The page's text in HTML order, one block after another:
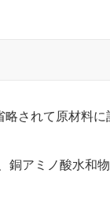
されて原材料に
銅アミノ酸水和